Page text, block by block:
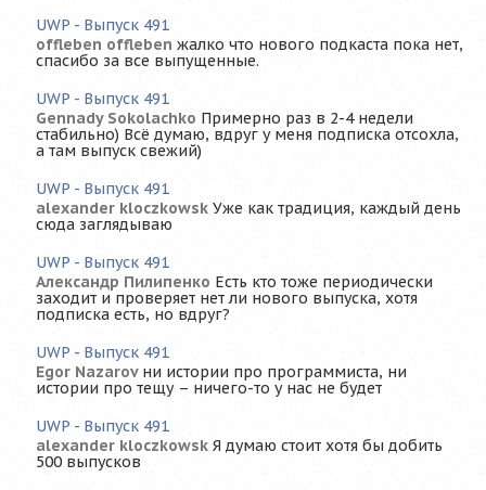
UWP - Выпуск 491
offleben offleben жалко что нового подкаста пока нет,
спасибо за все выпущенные.
UWP - Выпуск 491
Gennady Sokolachko Примерно раз в 2-4 недели
стабильно) Всё думаю, вдруг у меня подписка отсохла,
а там выпуск свежий)
UWP - Выпуск 491
alexander kloczkowsk Уже как традиция, каждый день
сюда заглядываю
UWP - Выпуск 491
Александр Пилипенко Есть кто тоже периодически
заходит и проверяет нет ли нового выпуска, хотя
подписка есть, но вдруг?
UWP - Выпуск 491
Egor Nazarov ни истории про программиста, ни
истории про тещу – ничего-то у нас не будет
UWP - Выпуск 491
alexander kloczkowsk Я думаю стоит хотя бы добить
500 выпусков